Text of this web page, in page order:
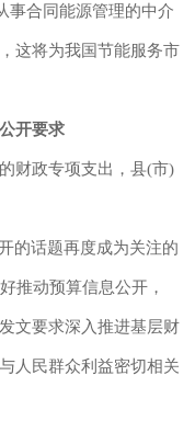
事合同能源管理的中介
这将为我国节能服务市
开要求
政专项支出，县(市)
话题再度成为关注的
推动预算信息公开，
文要求深入推进基层财
人民群众利益密切相关